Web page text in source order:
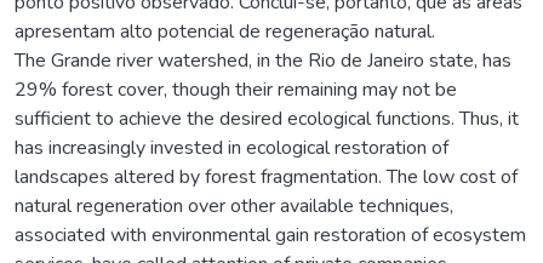
apresentam alto potencial de regeneração natural.
The Grande river watershed, in the Rio de Janeiro state, has
29% forest cover, though their remaining may not be
sufficient to achieve the desired ecological functions. Thus, it
has increasingly invested in ecological restoration of
landscapes altered by forest fragmentation. The low cost of
natural regeneration over other available techniques,
associated with environmental gain restoration of ecosystem